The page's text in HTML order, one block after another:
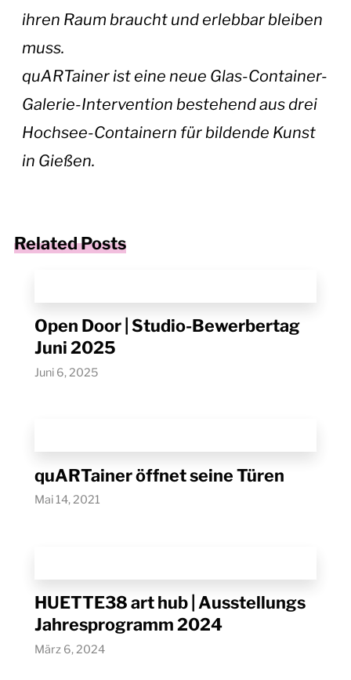
ihren Raum braucht und erlebbar bleiben
muss.
quARTainer ist eine neue Glas-Container-
Galerie-Intervention bestehend aus drei
Hochsee-Containern für bildende Kunst
in Gießen.
Related Posts
Open Door | Studio-Bewerbertag
Juni 2025
Juni 6, 2025
quARTainer öffnet seine Türen
Mai 14, 2021
HUETTE38 art hub | Ausstellungs
Jahresprogramm 2024
März 6, 2024